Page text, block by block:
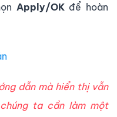
Apply/OKđể hoàn
dẫn mà hiển thị vẫn
ta cần làm một